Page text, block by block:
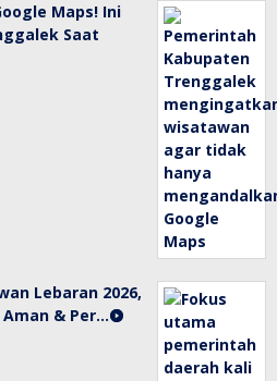
Maps! Ini
Saat
Lebaran 2026,
& Per…